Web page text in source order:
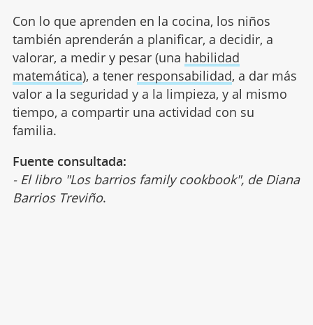
Con lo que aprenden en la cocina, los niños
también aprenderán a planificar, a decidir, a
valorar, a medir y pesar (una habilidad
matemática), a tener responsabilidad, a dar más
valor a la seguridad y a la limpieza, y al mismo
tiempo, a compartir una actividad con su
familia.
Fuente consultada:
- El libro "Los barrios family cookbook", de Diana
Barrios Treviño.